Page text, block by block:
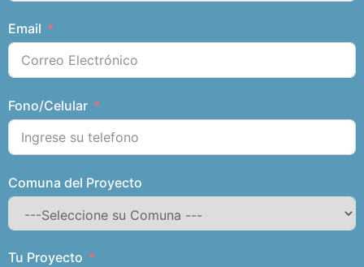
Email
Fono/Celular
Comuna del Proyecto
Tu Proyecto